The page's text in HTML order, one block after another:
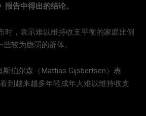
告中得出的结论。
时，表示难以维持收支平衡的家庭比例
较为脆弱的群体。
斯伯尔森（Mattias Gijsbertsen）表
到越来越多年轻成年人难以维持收支